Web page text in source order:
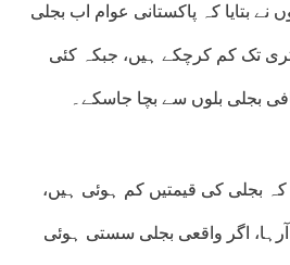
نے بتایا کہ پاکستانی عوام اب بجلی
پر استری تک کم کرچکے ہیں، جبکہ کئی
بجلی بلوں سے بچا جاسکے۔
بجلی کی قیمتیں کم ہوئی ہیں،
اگر واقعی بجلی سستی ہوئی